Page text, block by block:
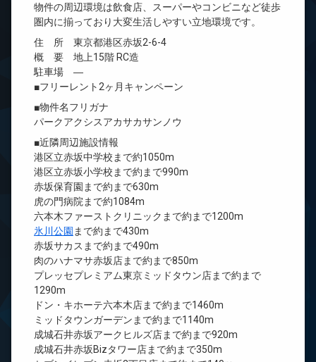
物件の周辺環境は飲食店、スーパーやコンビニなど徒歩
圏内に揃っており大変生活しやすい立地環境です。
住 所 東京都港区赤坂2-6-4
概 要 地上15階 RC造
駐車場 ―
■フリーレント2ヶ月キャンペーン
■物件名フリガナ
パークアクシスアカサカサンノウ
■近隣周辺施設情報
港区立赤坂中学校まで約1050m
港区立赤坂小学校まで約まで990m
赤坂保育園まで約まで630m
虎の門病院まで約1084m
六本木ファーストクリニックまで約まで1200m
氷川公園 まで約まで430m
赤坂サカスまで約まで490m
肉のハナマサ赤坂店まで約まで850m
プレッセプレミアム東京ミッドタウン店まで約まで
1290m
ドン・キホーテ六本木店まで約まで1460m
ミッドタウンガーデンまで約まで1140m
成城石井赤坂アークヒルズ店まで約まで920m
成城石井赤坂Bizタワー店まで約まで350m